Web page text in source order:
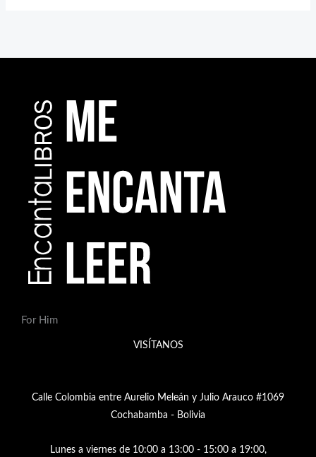
For Him
VISÍTANOS
Calle Colombia entre Aurelio Meleán y Julio Arauco #1069
Cochabamba - Bolivia
Lunes a viernes de 10:00 a 13:00 - 15:00 a 19:00,